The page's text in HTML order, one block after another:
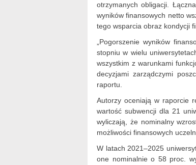
otrzymanych obligacji.
wyników finansowych netto
tego wsparcia obraz kondycji
„Pogorszenie wyników
stopniu w wielu
wszystkim z warunkami
decyzjami zarządczymi
raportu.
Autorzy oceniają w raporcie
wartość subwencji dla 21
wyliczają, że nominalny
możliwości finansowych
W latach 2021–2025
one nominalnie o 58 proc.